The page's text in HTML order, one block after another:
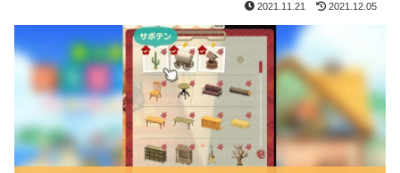
2021.11.21 2021.12.05